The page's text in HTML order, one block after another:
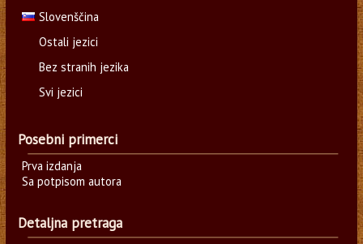
Slovenščina
Ostali jezici
Bez stranih jezika
Svi jezici
Posebni primerci
Prva izdanja
Sa potpisom autora
Detaljna pretraga